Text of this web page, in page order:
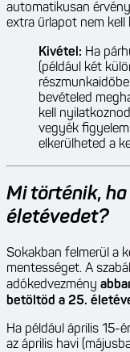
automatikusan
extra űrlapot nem kell
Kivétel: Ha
(például két
bevételed
kell
vegyék
elkerülheted a
Mi történik,
életévedet?
Sokakban felmerül a
mentességet. A
adókedvezmény
betöltöd a 25.
Ha például április 15-
az április havi